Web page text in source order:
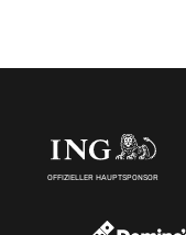
OFFIZIELLER HAUPTSPONSOR